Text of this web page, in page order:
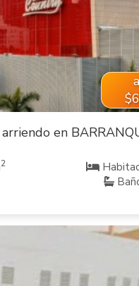
VER INMUEBLE
arriendo en
2